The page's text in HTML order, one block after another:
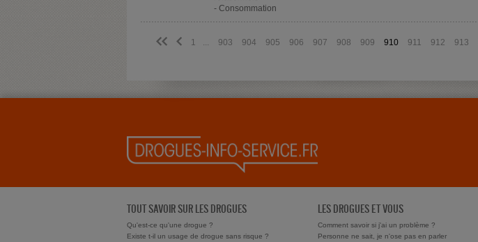
- Consommation
<< < 1 903 904 905 906 907 908 909 910 911 912 913
TOUT SAVOIR SUR LES DROGUES
Qu'est-ce qu'une drogue ?
Existe t-il un usage de drogue sans risque ?
LES DROGUES ET VOUS
Comment savoir si j'ai un problème ?
Personne ne sait, je n'ose pas en parler